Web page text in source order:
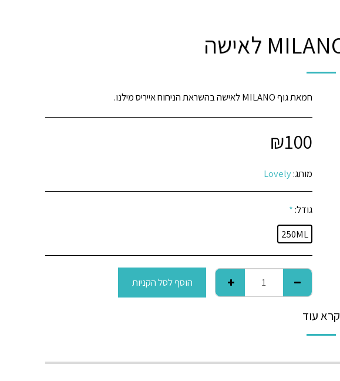
חמאת גוף MILANO לאישה בהשראת הניחוח אייריס מילנו.
₪100
מותג:Lovely
גודל: *
250ML
הוסף לסל הקניות
קרא עוד